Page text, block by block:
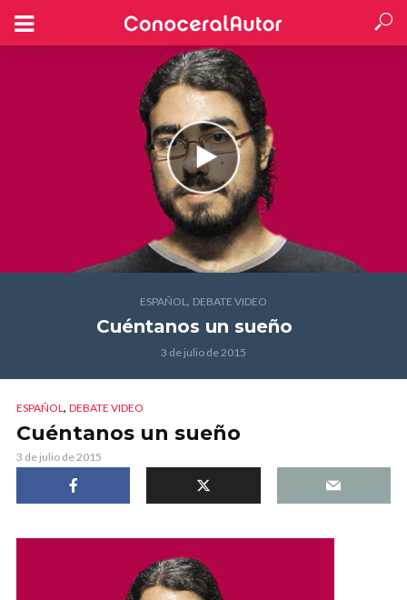
ESPAÑOL, DEBATE VIDEO
Cuéntanos un sueño
3 de julio de 2015
ESPAÑOL, DEBATE VIDEO
Cuéntanos un sueño
3 de julio de 2015